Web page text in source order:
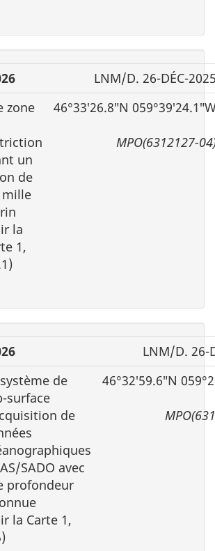
LNM/D. 26-DÉC-
zone
un
de
mille
la
1,
46°33′26.8″N
MPO(6312127-
LNM/D. 26-
de
surface
de
SADO avec
profondeur
la Carte 1,
46°32′59.6″N